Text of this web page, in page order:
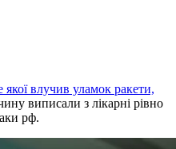
якої влучив уламок ракети,
виписали з лікарні рівно
рф.